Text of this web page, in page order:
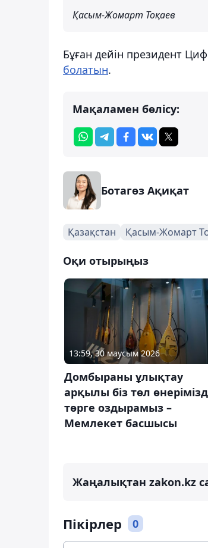
Қасым-Жомарт Тоқаев
Бұған дейін президент
болатын.
Мақаламен бөлісу:
Ботагөз Ақиқат
Қазақстан Қасым-Жомарт
Оқи отырыңыз
13:59, 30 маусым 2026
Домбыраны ұлықтау
арқылы біз төл
төрге оздырамыз –
Мемлекет басшысы
Жаңалықтан zakon.kz
Пікірлер 0